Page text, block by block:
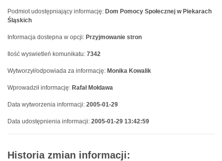
Podmiot udostępniający informację: Dom Pomocy Społecznej w Piekarach
Śląskich
Informacja dostepna w opcji: Przyjmowanie stron
Ilość wyswietleń komunikatu: 7342
Wytworzył/odpowiada za informację: Monika Kowalik
Wprowadził informację: Rafał Mołdawa
Data wytworzenia informacji: 2005-01-29
Data udostępnienia informacji: 2005-01-29 13:42:59
Historia zmian informacji: